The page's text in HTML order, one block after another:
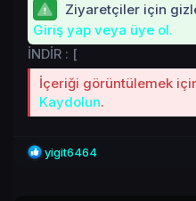
Ziyaretçiler için
Giriş yap veya üye ol.
İNDİR : [
İçeriği görüntülemek
Kaydolun.
T
yigit6464